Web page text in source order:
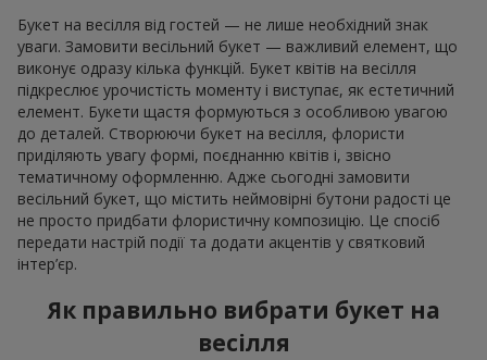
Букет на весілля від гостей — не лише необхідний знак
уваги. Замовити весільний букет — важливий елемент, що
виконує одразу кілька функцій. Букет квітів на весілля
підкреслює урочистість моменту і виступає, як естетичний
елемент. Букети щастя формуються з особливою увагою
до деталей. Створюючи букет на весілля, флористи
приділяють увагу формі, поєднанню квітів і, звісно
тематичному оформленню. Адже сьогодні замовити
весільний букет, що містить неймовірні бутони радості це
не просто придбати флористичну композицію. Це спосіб
передати настрій події та додати акцентів у святковий
інтер’єр.
Як правильно вибрати букет на
весілля